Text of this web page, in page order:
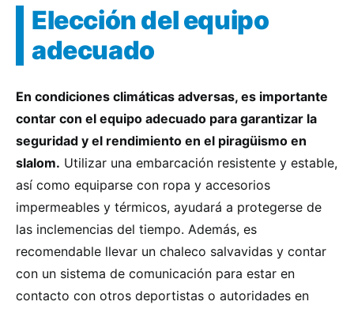
Elección del equipo
adecuado
En condiciones climáticas adversas, es importante
contar con el equipo adecuado para garantizar la
seguridad y el rendimiento en el piragüismo en
slalom. Utilizar una embarcación resistente y estable,
así como equiparse con ropa y accesorios
impermeables y térmicos, ayudará a protegerse de
las inclemencias del tiempo. Además, es
recomendable llevar un chaleco salvavidas y contar
con un sistema de comunicación para estar en
contacto con otros deportistas o autoridades en